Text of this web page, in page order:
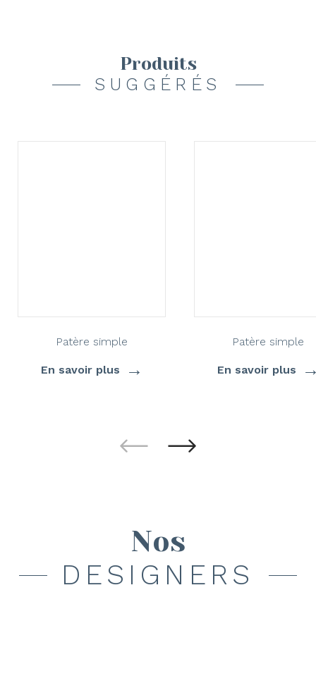
Produits
SUGGÉRÉS
Patère simple
En savoir plus →
Patère simple
En savoir plus
Nos
DESIGNERS